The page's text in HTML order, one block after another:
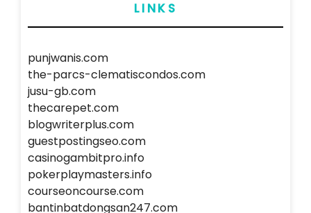
LINKS
punjwanis.com
the-parcs-clematiscondos.com
jusu-gb.com
thecarepet.com
blogwriterplus.com
guestpostingseo.com
casinogambitpro.info
pokerplaymasters.info
courseoncourse.com
bantinbatdongsan247.com